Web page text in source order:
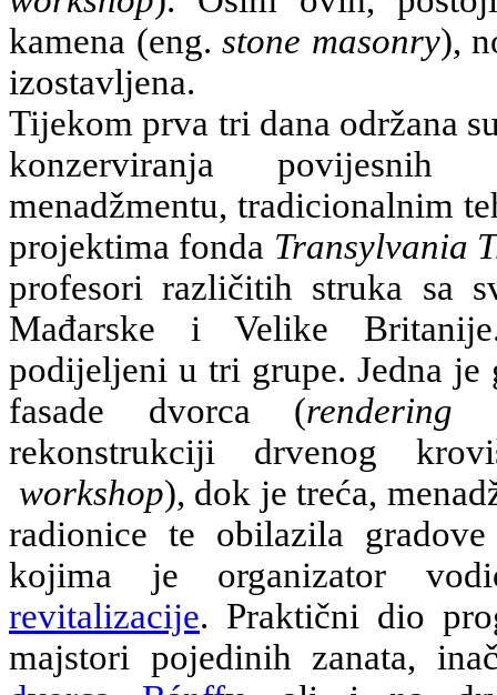
kamena (eng. stone masonry),
izostavljena.
Tijekom prva tri dana održana
konzerviranja povijesnih
menadžmentu, tradicionalnim
projektima fonda Transylvania
profesori različitih struka sa
Mađarske i Velike
podijeljeni u tri grupe. Jedna
fasade dvorca (rendering
rekonstrukciji drvenog
workshop), dok je treća,
radionice te obilazila
kojima je organizator
revitalizacije. Praktični dio
majstori pojedinih zanata,